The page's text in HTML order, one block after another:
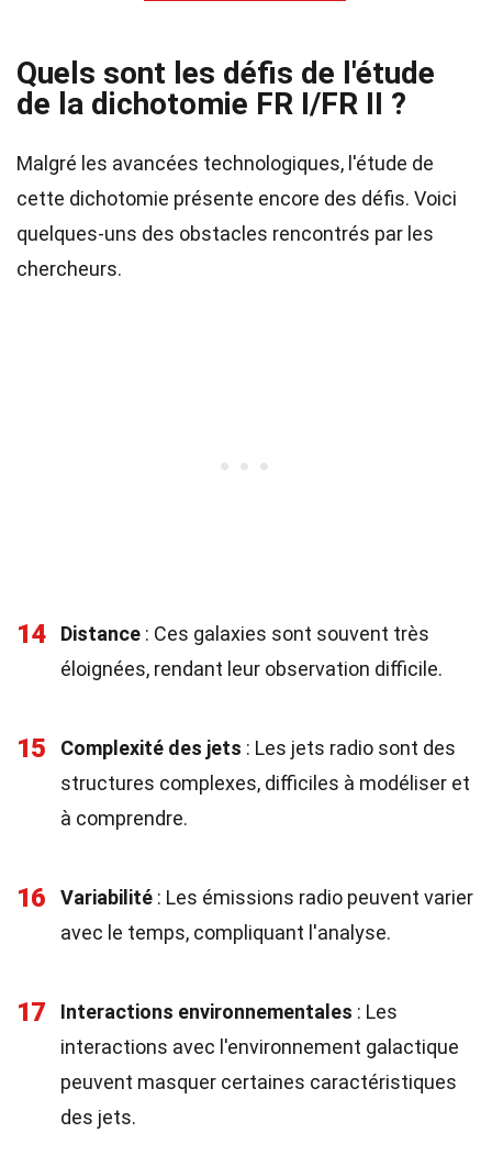
Quels sont les défis de l'étude
de la dichotomie FR I/FR II ?
Malgré les avancées technologiques, l'étude de
cette dichotomie présente encore des défis. Voici
quelques-uns des obstacles rencontrés par les
chercheurs.
14 Distance : Ces galaxies sont souvent très
éloignées, rendant leur observation difficile.
15 Complexité des jets : Les jets radio sont des
structures complexes, difficiles à modéliser et
à comprendre.
16 Variabilité : Les émissions radio peuvent varier
avec le temps, compliquant l'analyse.
17 Interactions environnementales : Les
interactions avec l'environnement galactique
peuvent masquer certaines caractéristiques
des jets.